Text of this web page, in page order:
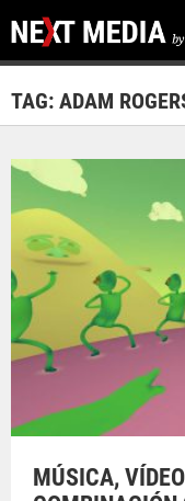
TAG: ADAM
MÚSICA,